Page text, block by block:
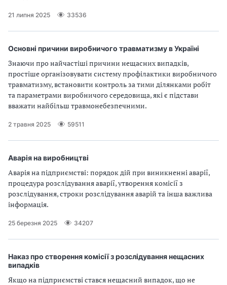
21 липня 2025 33536
Основні причини виробничого травматизму в Україні
Знаючи про найчастіші причини нещасних випадків,
простіше організовувати систему профілактики виробничого
травматизму, встановити контроль за тими ділянками робіт
та параметрами виробничого середовища, які є підстави
вважати найбільш травмонебезпечними.
2 травня 2025 59511
Аварія на виробництві
Аварія на підприємстві: порядок дій при виникненні аварії,
процедура розслідування аварії, утворення комісії з
розслідування, строки розслідування аварій та інша важлива
інформація.
25 березня 2025 34207
Наказ про створення комісії з розслідування нещасних
випадків
Якщо на підприємстві стався нещасний випадок, що не
й
н
й
о
р
н